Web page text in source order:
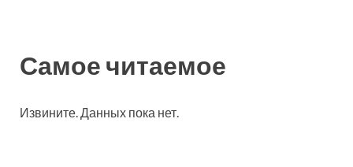
Самое читаемое
Извините. Данных пока нет.